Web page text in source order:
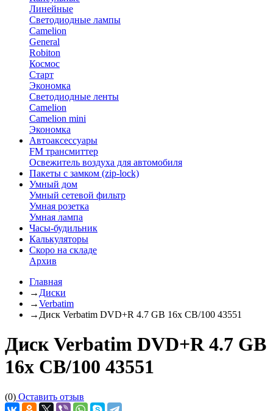
Линейные
Светодиодные лампы
Camelion
General
Robiton
Космос
Старт
Экономка
Светодиодные ленты
Camelion
Camelion mini
Экономка
Автоаксессуары
FM трансмиттер
Освежитель воздуха для автомобиля
Пакеты с замком (zip-lock)
Умный дом
Умный сетевой фильтр
Умная розетка
Умная лампа
Часы-будильник
Калькуляторы
Скоро на складе
Архив
Главная
→ Диски
→Verbatim
→ Диск Verbatim DVD+R 4.7 GB 16x CB/100 43551
Диск Verbatim DVD+R 4.7 GB
16x CB/100 43551
(0) Оставить отзыв